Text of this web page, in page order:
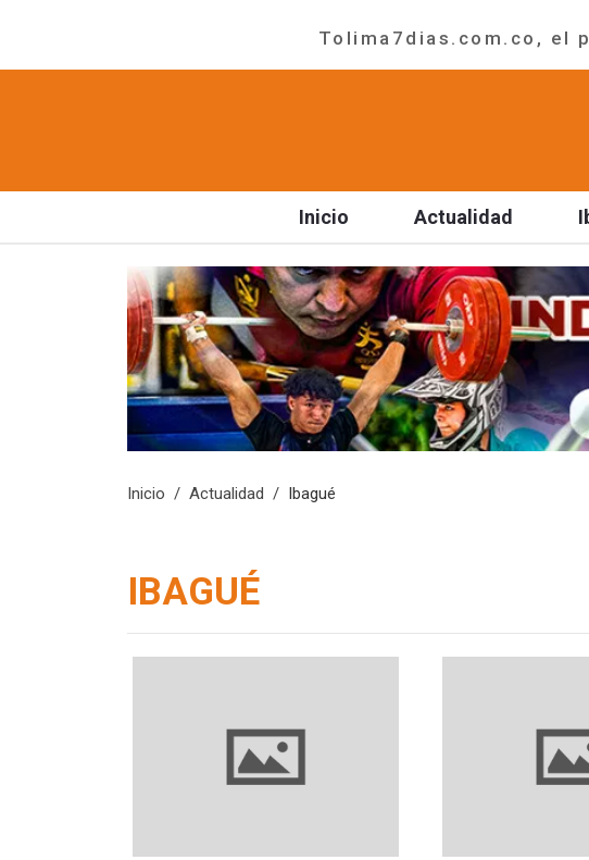
Tolima7dias.com.co, el
Inicio Actualidad
Inicio Actualidad Ibagué
IBAGUÉ